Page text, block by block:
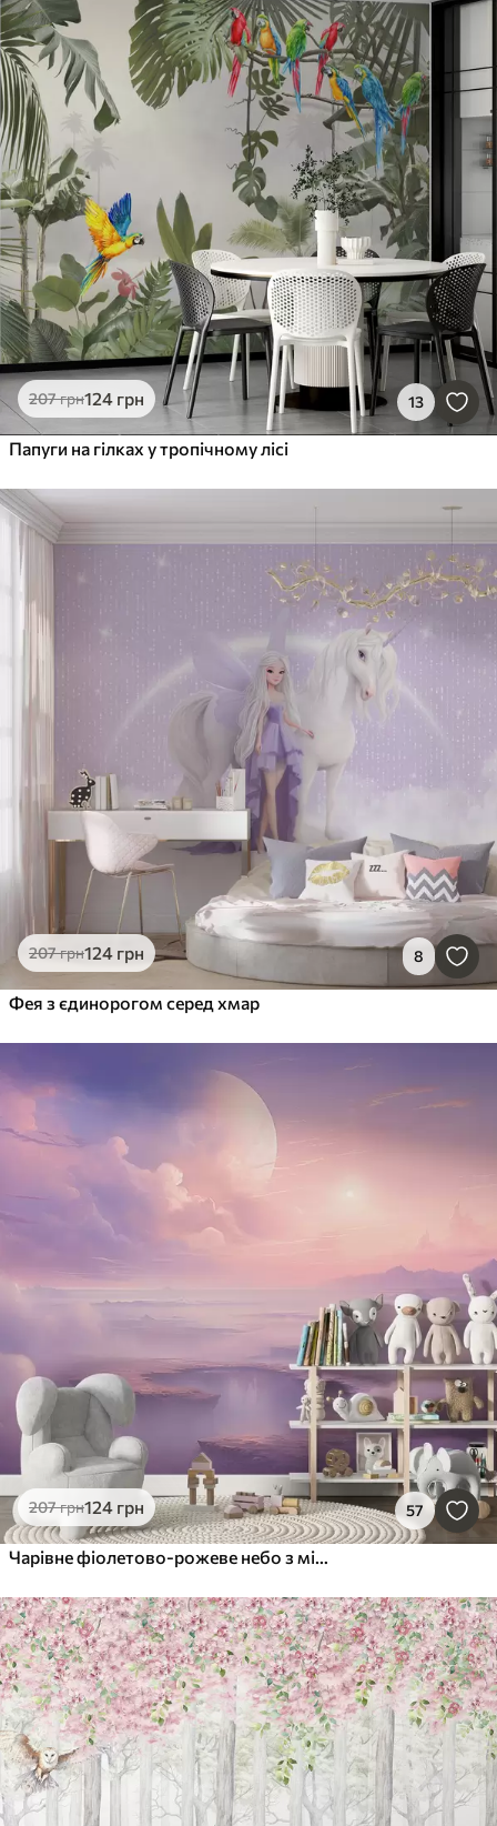
207грн124 грн 13
Папуги на гілках у тропічному лісі
207грн124 грн 8
Фея з єдинорогом серед хмар
207грн124 грн 57
Чарівне фіолетово-рожеве небо з місяцем і хмарами